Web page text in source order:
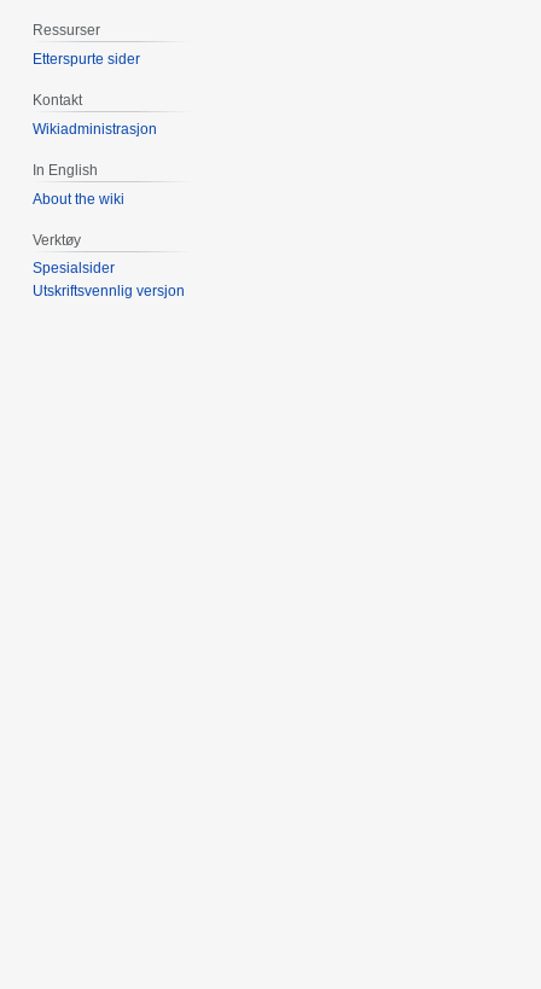
Ressurser
Etterspurte sider
Kontakt
Wikiadministrasjon
In English
About the wiki
Verktøy
Spesialsider
Utskriftsvennlig versjon